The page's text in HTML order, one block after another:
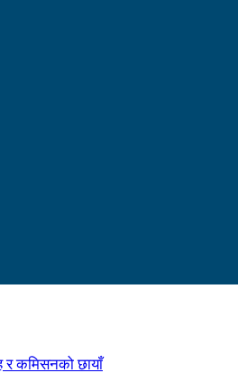
र कमिसनको छायाँ